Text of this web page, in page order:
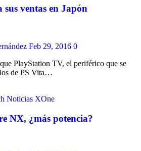
ventas en Japón
Feb 29, 2016 0
PlayStation TV, el periférico que se
de PS Vita…
Noticias XOne
NX, ¿más potencia?